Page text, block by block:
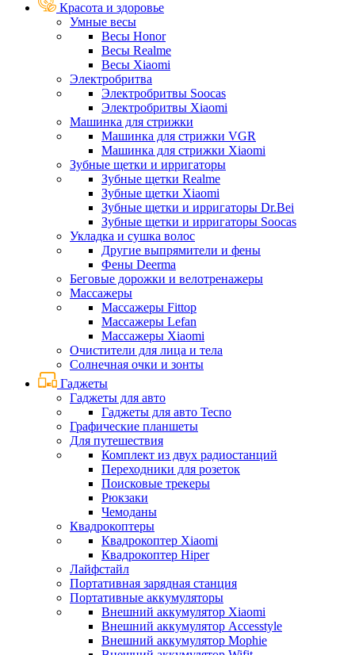
Красота и здоровье
Умные весы
Весы Honor
Весы Realme
Весы Xiaomi
Электробритва
Электробритвы Soocas
Электробритвы Xiaomi
Машинка для стрижки
Машинка для стрижки VGR
Машинка для стрижки Xiaomi
Зубные щетки и ирригаторы
Зубные щетки Realme
Зубные щетки Xiaomi
Зубные щетки и ирригаторы Dr.Bei
Зубные щетки и ирригаторы Soocas
Укладка и сушка волос
Другие выпрямители и фены
Фены Deerma
Беговые дорожки и велотренажеры
Массажеры
Массажеры Fittop
Массажеры Lefan
Массажеры Xiaomi
Очистители для лица и тела
Солнечная очки и зонты
Гаджеты
Гаджеты для авто
Гаджеты для авто Tecno
Графические планшеты
Для путешествия
Комплект из двух радиостанций
Переходники для розеток
Поисковые трекеры
Рюкзаки
Чемоданы
Квадрокоптеры
Квадрокоптер Xiaomi
Квадрокоптер Hiper
Лайфстайл
Портативная зарядная станция
Портативные аккумуляторы
Внешний аккумулятор Xiaomi
Внешний аккумулятор Accesstyle
Внешний аккумулятор Mophie